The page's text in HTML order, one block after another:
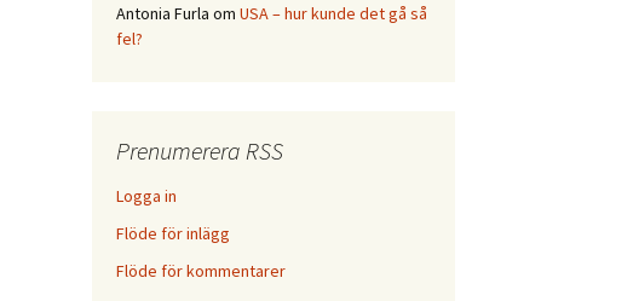
Antonia Furla om USA – hur kunde det gå så
fel?
Prenumerera RSS
Logga in
Flöde för inlägg
Flöde för kommentarer